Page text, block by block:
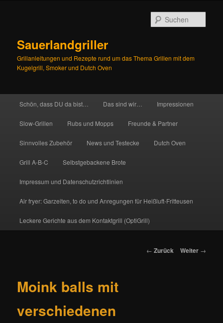
Sauerlandgriller
Grillanleitungen und Rezepte rund um das Thema Grillen mit dem
Kugelgrill, Smoker und Dutch Oven
Schön, dass DU da bist… Das sind wir… Impressionen
Slow-Grillen Rubs und Mopps Freunde & Partner
Sinnvolles Zubehör News und Testecke Dutch Oven
Grill A-B-C Selbstgebackene Brote
Impressum und Datenschutzrichtlinien
Air fryer: Garzeiten, to do und Anregungen für Heißluft-Fritteusen
Leckere Gerichte aus dem Kontaktgrill (OptiGrill)
Beitrags-
← Zurück Weiter →
Moink balls mit
verschiedenen